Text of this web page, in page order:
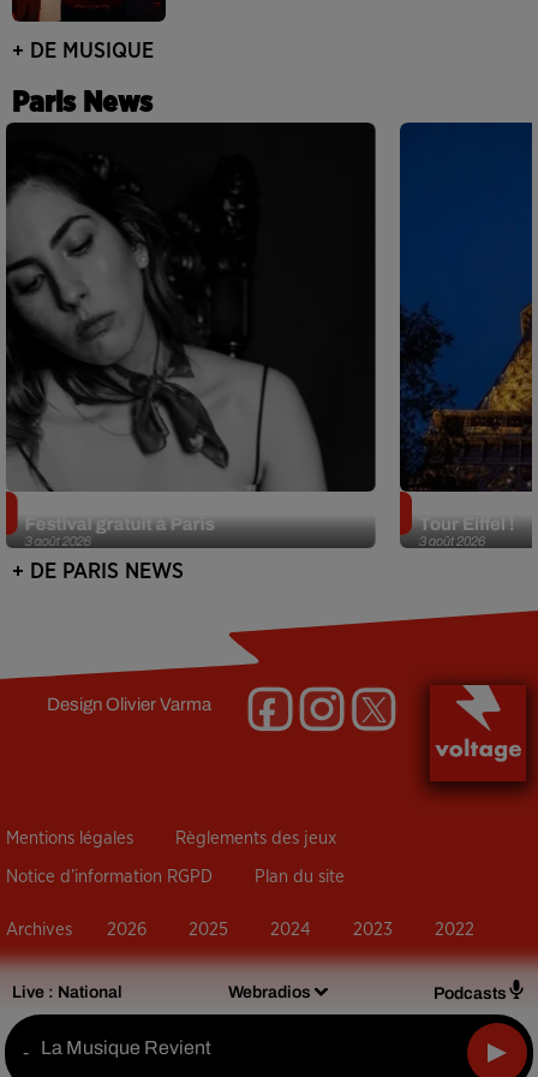
Live : National Webradios Podcasts
- La Musique Revient
+ DE MUSIQUE
Paris News
3 août 2026
Festival gratuit à Paris
3 août 2026
Tour Eiffel !
+ DE PARIS NEWS
DesignOlivier Varma
Mentions légales Règlements des jeux
Notice d’information RGPD Plan du site
Archives 2026 2025 2024 2023 2022